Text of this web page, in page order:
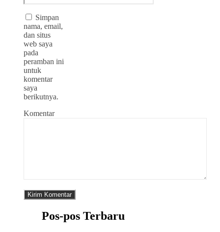
Simpan
nama, email,
dan situs
web saya
pada
peramban ini
untuk
komentar
saya
berikutnya.
Komentar
Pos-pos Terbaru